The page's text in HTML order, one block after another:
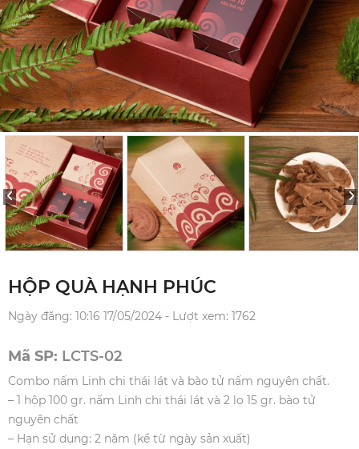
HỘP QUÀ HẠNH PHÚC
Ngày đăng: 10:16 17/05/2024 - Lượt xem: 1762
Mã SP: LCTS-02
Combo nấm Linh chi thái lát và bào tử nấm nguyên chất.
– 1 hộp 100 gr. nấm Linh chi thái lát và 2 lọ 15 gr. bào tử
nguyên chất
– Hạn sử dụng: 2 năm (kể từ ngày sản xuất)